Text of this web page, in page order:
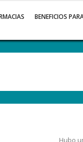
BENEFICIOS
Hubo